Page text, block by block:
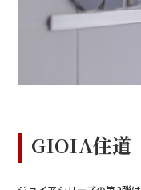
GIOIA住道